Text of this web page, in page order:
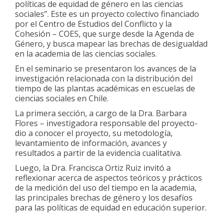
políticas de equidad de género en las ciencias
sociales”. Este es un proyecto colectivo financiado
por el Centro de Estudios del Conflicto y la
Cohesión – COES, que surge desde la Agenda de
Género, y busca mapear las brechas de desigualdad
en la academia de las ciencias sociales.
En el seminario se presentaron los avances de la
investigación relacionada con la distribución del
tiempo de las plantas académicas en escuelas de
ciencias sociales en Chile.
La primera sección, a cargo de la Dra. Barbara
Flores – investigadora responsable del proyecto-
dio a conocer el proyecto, su metodología,
levantamiento de información, avances y
resultados a partir de la evidencia cualitativa.
Luego, la Dra. Francisca Ortiz Ruiz invitó a
reflexionar acerca de aspectos teóricos y prácticos
de la medición del uso del tiempo en la academia,
las principales brechas de género y los desafíos
para las políticas de equidad en educación superior.